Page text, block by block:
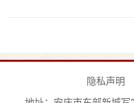
隐私声明